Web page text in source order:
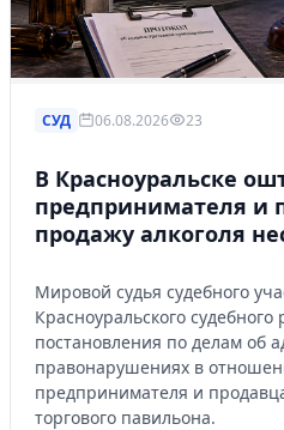
СУД 06.08.2026 23
В Красноуральске
предпринимателя и
продажу алкоголя
Мировой судья судебного
Красноуральского
постановления по делам об
правонарушениях в
предпринимателя и
торгового павильона.